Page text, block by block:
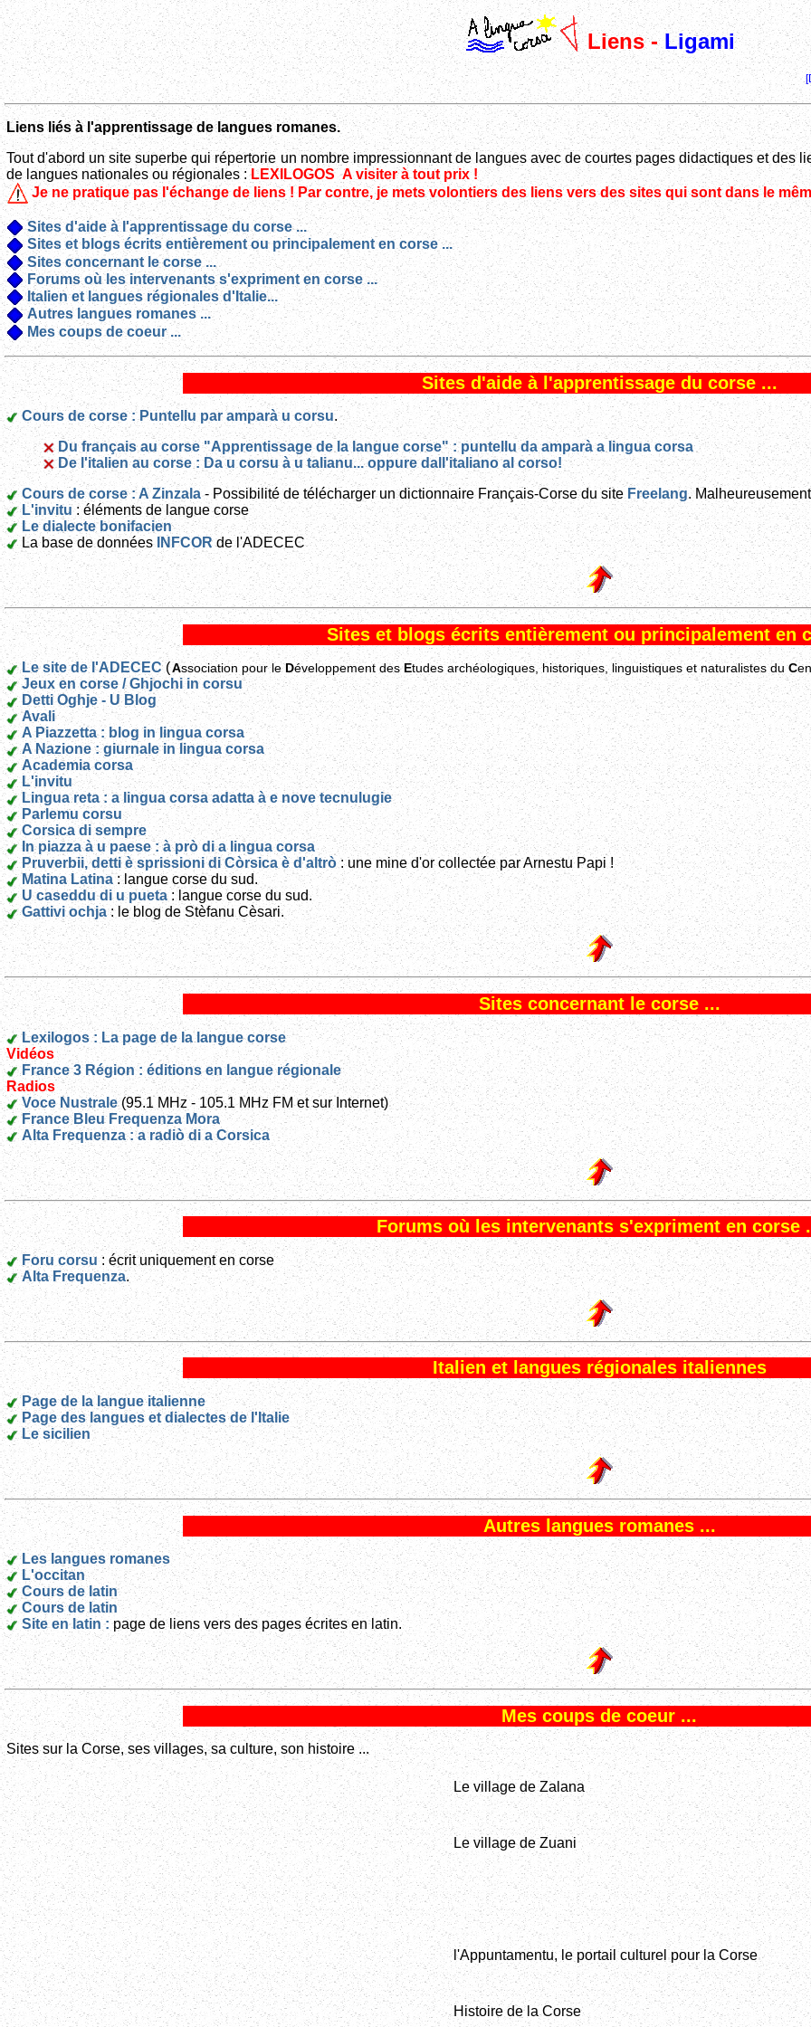
Liens -Ligami
Liens liés à l'apprentissage de langues romanes.
Tout d'abord un site superbe qui répertorie un nombre impressionnant de langues avec de courtes pages didactiques et des
de langues nationales ou régionales :LEXILOGOS A visiter à tout prix !
Je ne pratique pas l'échange de liens ! Par contre, je mets volontiers des liens vers des sites qui sont dans le
Sites d'aide à l'apprentissage du corse ...
Sites et blogs écrits entièrement ou principalement en corse ...
Sites concernant le corse ...
Forums où les intervenants s'expriment en corse ...
Italien et langues régionales d'Italie...
Autres langues romanes ...
Mes coups de coeur ...
Sites d'aide à l'apprentissage du corse ...
Cours de corse : Puntellu par amparà u corsu.
Du français au corse "Apprentissage de la langue corse" : puntellu da amparà a lingua corsa
De l'italien au corse : Da u corsu à u talianu... oppure dall'italiano al corso!
Cours de corse : A Zinzala - Possibilité de télécharger un dictionnaire Français-Corse du site Freelang.
L'invitu : éléments de langue corse
Le dialecte bonifacien
La base de données
INFCORde l'ADECEC
Sites et blogs écrits entièrement ou principalement en
Le site de l'ADECEC(Association pour le Développement des Etudes archéologiques, historiques, linguistiques et naturalistes du C
Jeux en corse / Ghjochi in corsu
Detti Oghje - U Blog
Avali
A Piazzetta : blog in lingua corsa
A Nazione : giurnale in lingua corsa
Academia corsa
L'invitu
Lingua reta : a lingua corsa adatta à e nove tecnulugie
Parlemu corsu
Corsica di sempre
In piazza à u paese : à prò di a lingua corsa
Pruverbii, detti è sprissioni di Còrsica è d'altrò: une mine d'or collectée par Arnestu Papi !
Matina Latina : langue corse du sud.
U caseddu di u pueta: langue corse du sud.
Gattivi ochja : le blog de Stèfanu Cèsari.
Sites concernant le corse ...
Lexilogos : La page de la langue corse
Vidéos
France 3 Région : éditions en langue régionale
Radios
Voce Nustrale(95.1 MHz - 105.1 MHz FM et sur Internet)
France Bleu Frequenza Mora
Alta Frequenza : a radiò di a Corsica
Forums où les intervenants s'expriment en corse
Foru corsu: écrit uniquement en corse
Alta Frequenza.
Italien et langues régionales italiennes
Page de la langue italienne
Page des langues et dialectes de l'Italie
Le sicilien
Autres langues romanes ...
Les langues romanes
L'occitan
Cours de latin
Cours de latin
Site en latin : page de liens vers des pages écrites en latin.
Mes coups de coeur ...
Sites sur la Corse, ses villages, sa culture, son histoire ...
Le village de Zalana
Le village de Zuani
l'Appuntamentu, le portail culturel pour la Corse
Histoire de la Corse